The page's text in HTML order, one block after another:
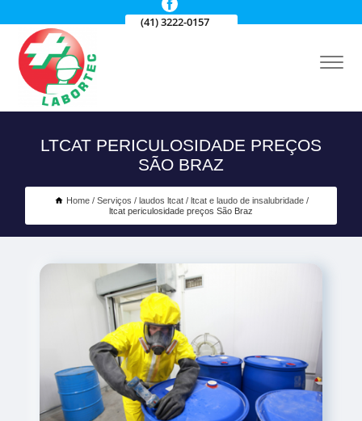
(41) 3222-0157
LTCAT PERICULOSIDADE PREÇOS
SÃO BRAZ
Home Serviços laudos ltcat
ltcat e laudo de insalubridade
ltcat periculosidade preços São Braz